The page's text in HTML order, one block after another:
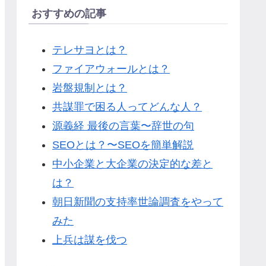
おすすめの記事
テレサヨとは？
ファイアウォールとは？
岩盤規制とは？
共謀罪で困る人ってどんな人？
源義経 最後の言葉〜辞世の句
SEOとは？〜SEOを簡単解説
中小企業と大企業の決定的な差と
は？
朝日新聞の支持率世論調査をやって
みた
上兵は謀を伐つ